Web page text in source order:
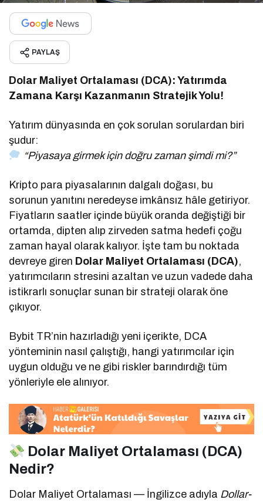
PAYLAŞ
Dolar Maliyet Ortalaması (DCA): Yatırımda
Zamana Karşı Kazanmanın Stratejik Yolu!
Yatırım dünyasında en çok sorulan sorulardan biri
şudur:
“Piyasaya girmek için doğru zaman şimdi mi?”
Kripto para piyasalarının dalgalı doğası, bu
sorunun yanıtını neredeyse imkânsız hâle getiriyor.
Fiyatların saatler içinde büyük oranda değiştiği bir
ortamda, dipten alıp zirveden satma hedefi çoğu
zaman hayal olarak kalıyor. İşte tam bu noktada
devreye giren Dolar Maliyet Ortalaması (DCA),
yatırımcıların stresini azaltan ve uzun vadede daha
istikrarlı sonuçlar sunan bir strateji olarak öne
çıkıyor.
Bybit TR’nin hazırladığı yeni içerikte, DCA
yönteminin nasıl çalıştığı, hangi yatırımcılar için
uygun olduğu ve ne gibi riskler barındırdığı tüm
yönleriyle ele alınıyor.
Dolar Maliyet Ortalaması (DCA)
Nedir?
Dolar Maliyet Ortalaması — İngilizce adıyla Dollar-